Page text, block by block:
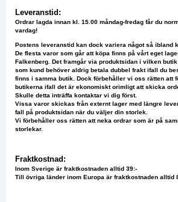
Leveranstid:
Ordrar lagda innan kl. 15 .00 måndag-fredag får du
vardag!
Postens leveranstid kan dock variera något så ibland
De flesta varor som går att köpa finns på vårt eget
Falkenberg. Det framgår via produktsidan i vilken
som kund behöver aldrig betala dubbel frakt ifall du
finns i samma butik. Dock förbehåller vi oss rätten att
butikerna ifall det är ekonomiskt orimligt att skicka
Skulle detta inträffa kontaktar vi dig först.
Vissa varor skickas från externt lager med längre
fall på produktsidan när du väljer din storlek.
Vi förbehåller oss rätten att neka ordrar som är på
storlekar.
Fraktkostnad:
Inom Sverige är fraktkostnaden alltid 39:-
Till övriga länder inom Europa är fraktkostnaden alltid